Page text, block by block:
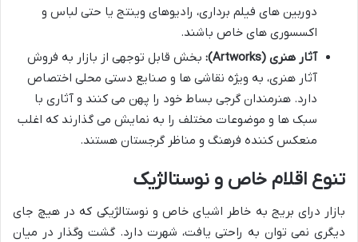
دوربین های فیلم برداری، رادیوهای وینتج یا حتی لباس و
اکسسوری های خاص باشند.
آثار هنری (Artworks):
بخش قابل توجهی از بازار به فروش
آثار هنری، به ویژه نقاشی ها و صنایع دستی محلی اختصاص
دارد. هنرمندان گرجی بساط خود را پهن می کنند و آثاری با
سبک ها و موضوعات مختلف را به نمایش می گذارند که اغلب
منعکس کننده فرهنگ و مناظر گرجستان هستند.
تنوع اقلام خاص و نوستالژیک
بازار درای بریج به خاطر اشیای خاص و نوستالژیکی که در هیچ جای
دیگری نمی توان به راحتی یافت، شهرت دارد. گشت وگذار در میان